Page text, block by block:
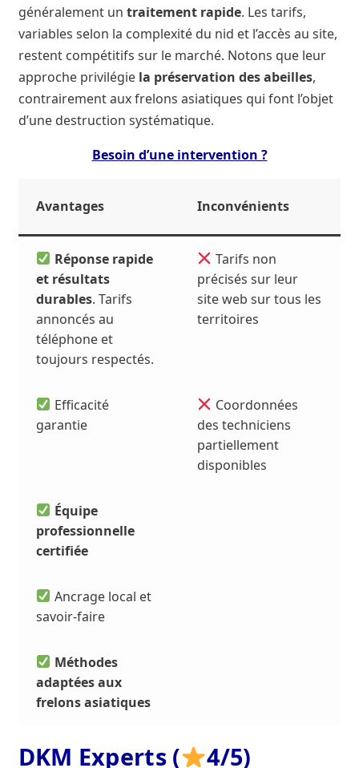
généralement un traitement rapide. Les tarifs,
variables selon la complexité du nid et l’accès au site,
restent compétitifs sur le marché. Notons que leur
approche privilégie la préservation des abeilles,
contrairement aux frelons asiatiques qui font l’objet
d’une destruction systématique.
Besoin d’une intervention ?
Avantages Inconvénients
Réponse rapide
et résultats
durables. Tarifs
annoncés au
téléphone et
toujours respectés.
Tarifs non
précisés sur leur
site web sur tous les
territoires
Efficacité
garantie
Coordonnées
des techniciens
partiellement
disponibles
Équipe
professionnelle
certifiée
Ancrage local et
savoir-faire
Méthodes
adaptées aux
frelons asiatiques
DKM Experts ( 4/5)